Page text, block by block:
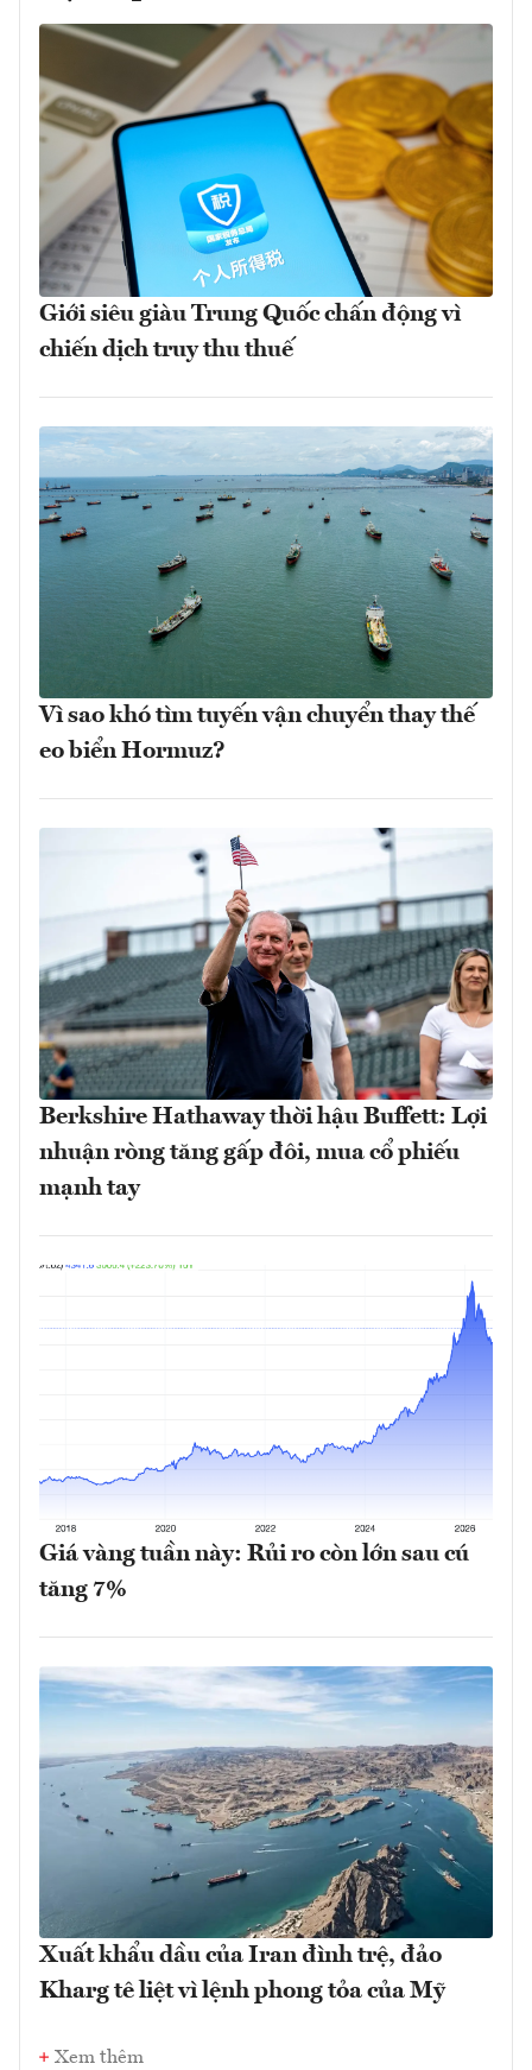
Giới siêu giàu Trung Quốc chấn động vì
chiến dịch truy thu thuế
Vì sao khó tìm tuyến vận chuyển thay thế
eo biển Hormuz?
Berkshire Hathaway thời hậu Buffett: Lợi
nhuận ròng tăng gấp đôi, mua cổ phiếu
mạnh tay
Giá vàng tuần này: Rủi ro còn lớn sau cú
tăng 7%
Xuất khẩu dầu của Iran đình trệ, đảo
Kharg tê liệt vì lệnh phong tỏa của Mỹ
Xem thêm